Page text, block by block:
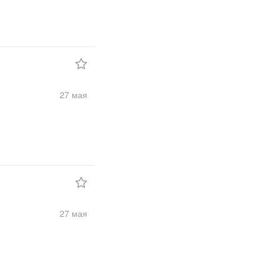
27 мая
27 мая